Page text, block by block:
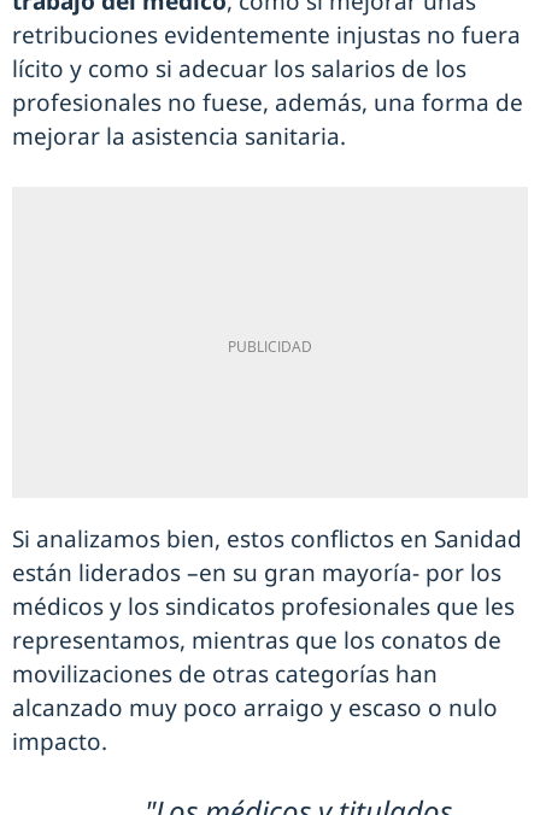
retribuciones evidentemente injustas no fuera
lícito y como si adecuar los salarios de los
profesionales no fuese, además, una forma de
mejorar la asistencia sanitaria.
Si analizamos bien, estos conflictos en Sanidad
están liderados –en su gran mayoría- por los
médicos y los sindicatos profesionales que les
representamos, mientras que los conatos de
movilizaciones de otras categorías han
alcanzado muy poco arraigo y escaso o nulo
impacto.